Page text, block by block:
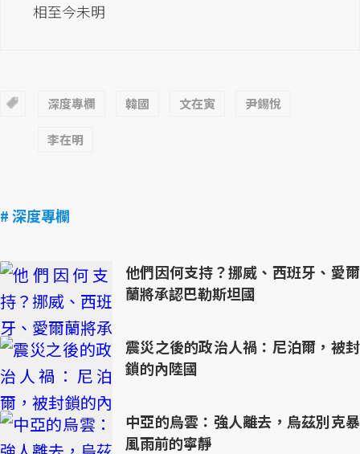
相至今未明
深度專欄 韓國 文在寅 尹錫悅
李在明
# 深度專欄
他們因何支持？挪威、西班牙、愛爾
蘭將承認巴勒斯坦國
震災之後的政治人禍：尼泊爾，被封
鎖的內陸國
中亞的烏雲：強人離去，烏茲別克暴
風雨前的寧靜